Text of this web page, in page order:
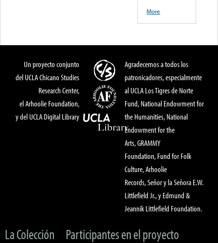
More
Un proyecto conjunto
del UCLA Chicano Studies
Research Center,
el Arhoolie Foundation,
y del UCLA Digital Library
Agradecemos a todos los
patronicadores, especialmente
al UCLA Los Tigres de Norte
Fund, National Endowment for
the Humanities, National
Endowment for the
Arts, GRAMMY
Foundation, Fund for Folk
Culture, Arhoolie
Records, Señor y la Señora E.W.
Littlefield Jr., y Edmund &
Jeannik Littlefield Foundation.
La Colección
Participantes en el proyecto